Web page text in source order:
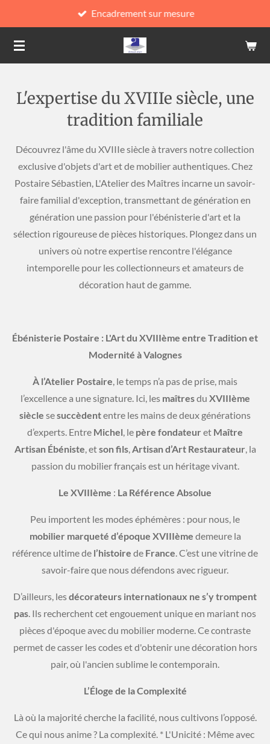
au
contenu
principal
Encadrement sur mesure
L'expertise du XVIIIe siècle, une
tradition familiale
Découvrez l'âme du XVIIIe siècle à travers notre collection
exclusive d'objets d'art et de mobilier authentiques. Chez
Postaire Sébastien, L'Atelier des Maîtres incarne un savoir-
faire familial d'exception, transmettant de génération en
génération une passion pour l'ébénisterie d'art et la
sélection rigoureuse de pièces historiques. Plongez dans un
univers où notre expertise rencontre l'élégance
intemporelle pour les collectionneurs et amateurs de
décoration haut de gamme.
Ébénisterie Postaire : L'Art du XVIIIème entre Tradition et
Modernité à Valognes
À l’Atelier Postaire, le temps n’a pas de prise, mais
l’excellence a une signature. Ici, les maîtresdu XVIIIème
siècle sesuccèdententre les mains de deux générations
d’experts. Entre Michel, le père fondateur et Maître
Artisan Ébéniste, etsonfils,Artisand’Art Restaurateur, la
passion du mobilier français est un héritage vivant.
Le XVIIIème : La Référence Absolue
​Peu importent les modes éphémères : pour nous, le
mobilier marqueté d’époque XVIIIème demeure la
référence ultime de l’histoire de France. C’est une vitrine de
savoir-faire que nous défendons avec rigueur.
​D’ailleurs, lesdécorateurs internationaux ne s’ytrompent
pas. Ils recherchent cet engouement unique en mariant nos
pièces d'époque avec du mobilier moderne. Ce contraste
permet de casser les codes et d'obtenir une décoration hors
pair, où l'ancien sublime le contemporain.
L’Éloge de laComplexité
​Là où la majorité cherche la facilité, nous cultivons l’opposé.
Ce qui nous anime ? La complexité. * L'Unicité : Même avec